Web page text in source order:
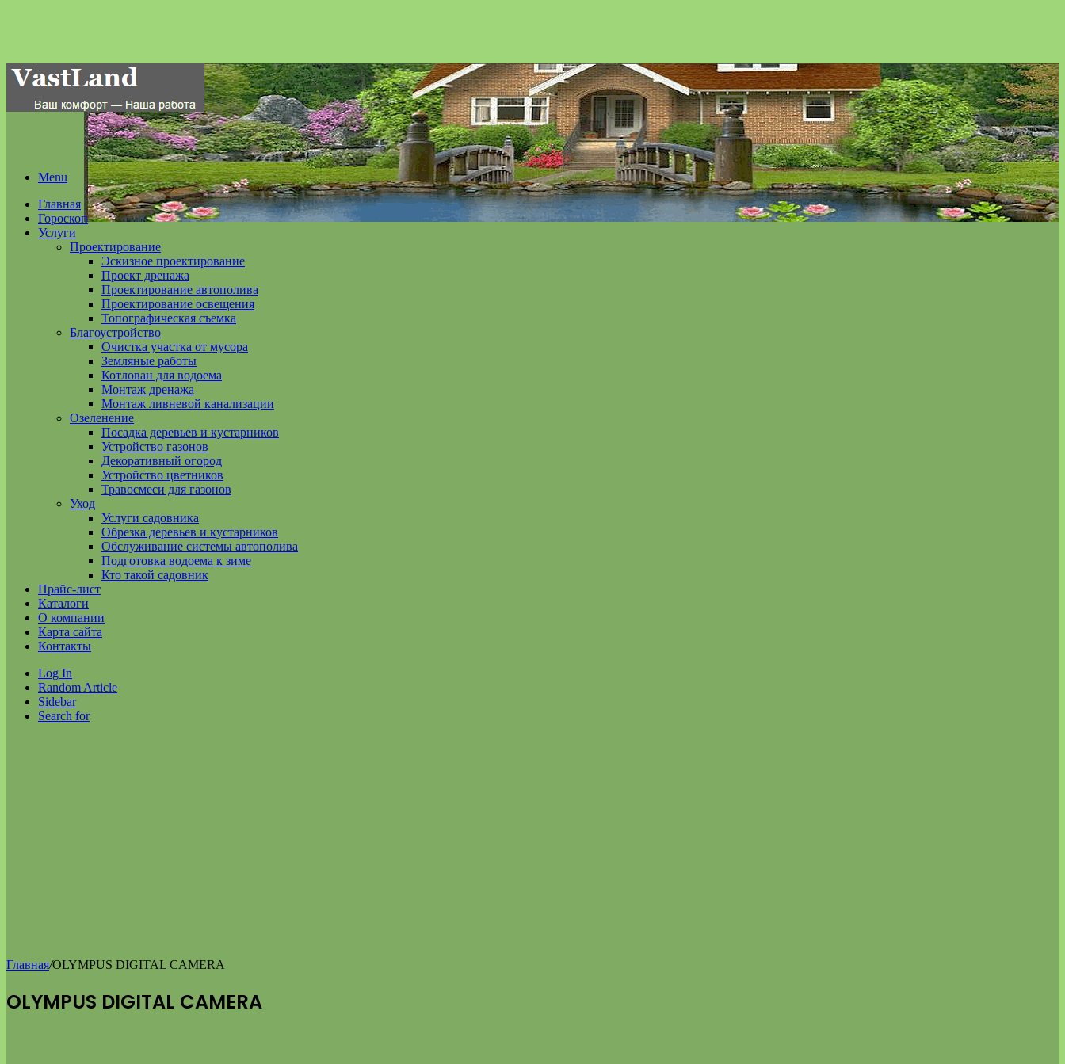
Menu
Главная
Гороскоп
Услуги
Проектирование
Эскизное проектирование
Проект дренажа
Проектирование автополива
Проектирование освещения
Топографическая съемка
Благоустройство
Очистка участка от мусора
Земляные работы
Котлован для водоема
Монтаж дренажа
Монтаж ливневой канализации
Озеленение
Посадка деревьев и кустарников
Устройство газонов
Декоративный огород
Устройство цветников
Травосмеси для газонов
Уход
Услуги садовника
Обрезка деревьев и кустарников
Обслуживание системы автополива
Подготовка водоема к зиме
Кто такой садовник
Прайс-лист
Каталоги
О компании
Карта сайта
Контакты
Log In
Random Article
Sidebar
Search for
Главная/OLYMPUS DIGITAL CAMERA
OLYMPUS DIGITAL CAMERA